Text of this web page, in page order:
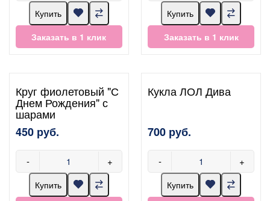
Купить
Заказать в 1 клик
Купить
Заказать в 1 клик
Круг фиолетовый "С
Днем Рождения" с
шарами
450 руб.
- +
Купить
Кукла ЛОЛ Дива
700 руб.
- +
Купить